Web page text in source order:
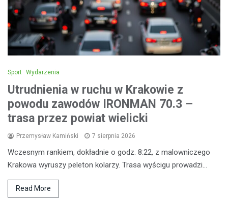
Sport Wydarzenia
Utrudnienia w ruchu w Krakowie z
powodu zawodów IRONMAN 70.3 –
trasa przez powiat wielicki
Przemysław Kamiński 7 sierpnia 2026
Wczesnym rankiem, dokładnie o godz. 8:22, z malowniczego
Krakowa wyruszy peleton kolarzy. Trasa wyścigu prowadzi…
Read More